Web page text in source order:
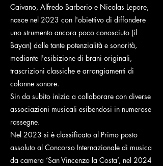
Caivano, Alfredo Barberio e Nicolas Lepore,
nasce nel 2023 con l'obiettivo di diffondere
uno strumento ancora poco conosciuto (il
Bayan) dalle tante potenzialità e sonorità,
mediante l'esibizione di brani originali,
trascrizioni classiche e arrangiamenti di
colonne sonore.
Sin da subito inizia a collaborare con diverse
associazioni musicali esibendosi in numerose
rassegne.
Nel 2023 si è classificato al Primo posto
assoluto al Concorso Internazionale di musica
da camera ‘San Vincenzo la Costa’, nel 2024